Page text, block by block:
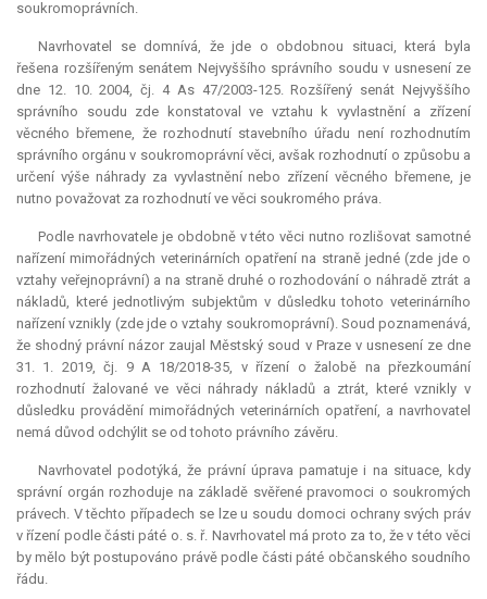
soukromoprávních.
Navrhovatel se domnívá, že jde o obdobnou situaci, která byla
řešena rozšířeným senátem Nejvyššího správního soudu v usnesení ze
dne 12. 10. 2004, čj. 4 As 47/2003-125. Rozšířený senát Nejvyššího
správního soudu zde konstatoval ve vztahu k vyvlastnění a zřízení
věcného břemene, že rozhodnutí stavebního úřadu není rozhodnutím
správního orgánu v soukromoprávní věci, avšak rozhodnutí o způsobu a
určení výše náhrady za vyvlastnění nebo zřízení věcného břemene, je
nutno považovat za rozhodnutí ve věci soukromého práva.
Podle navrhovatele je obdobně v této věci nutno rozlišovat samotné
nařízení mimořádných veterinárních opatření na straně jedné (zde jde o
vztahy veřejnoprávní) a na straně druhé o rozhodování o náhradě ztrát a
nákladů, které jednotlivým subjektům v důsledku tohoto veterinárního
nařízení vznikly (zde jde o vztahy soukromoprávní). Soud poznamenává,
že shodný právní názor zaujal Městský soud v Praze v usnesení ze dne
31. 1. 2019, čj. 9 A 18/2018-35, v řízení o žalobě na přezkoumání
rozhodnutí žalované ve věci náhrady nákladů a ztrát, které vznikly v
důsledku provádění mimořádných veterinárních opatření, a navrhovatel
nemá důvod odchýlit se od tohoto právního závěru.
Navrhovatel podotýká, že právní úprava pamatuje i na situace, kdy
správní orgán rozhoduje na základě svěřené pravomoci o soukromých
právech. V těchto případech se lze u soudu domoci ochrany svých práv
v řízení podle části páté o. s. ř. Navrhovatel má proto za to, že v této věci
by mělo být postupováno právě podle části páté občanského soudního
řádu.